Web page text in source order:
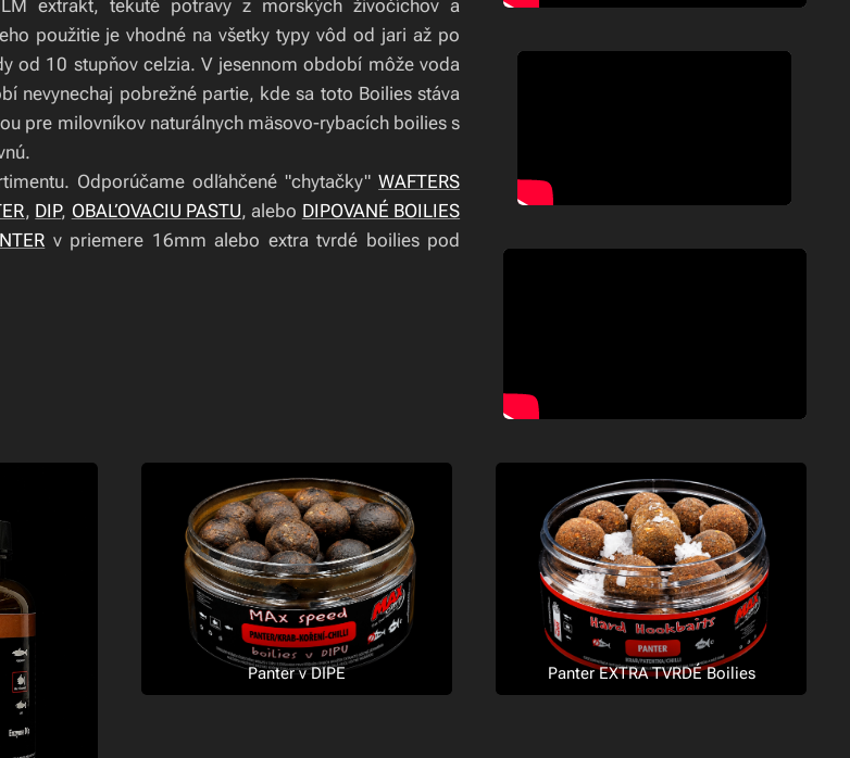
nástraha 2x 21mm
extrakt, tekuté potravy z morských živočíchov a
použitie je vhodné na všetky typy vôd od jari až po
od 10 stupňov celzia. V jesennom období môže voda
nevynechaj pobrežné partie, kde sa toto Boilies stáva
pre milovníkov naturálnych mäsovo-rybacích boilies s
Odporúčame odľahčené "chytačky"WAFTERS
, DIP, OBAĽOVACIU PASTU, alebo DIPOVANÉ BOILIES
v priemere 16mm alebo extra tvrdé boilies pod
Panter v DIPE Panter EXTRA TVRDÉ Boilies